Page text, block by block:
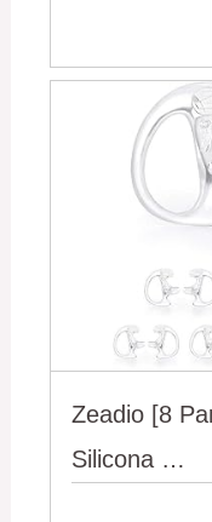
Zeadio [8
Silicona …